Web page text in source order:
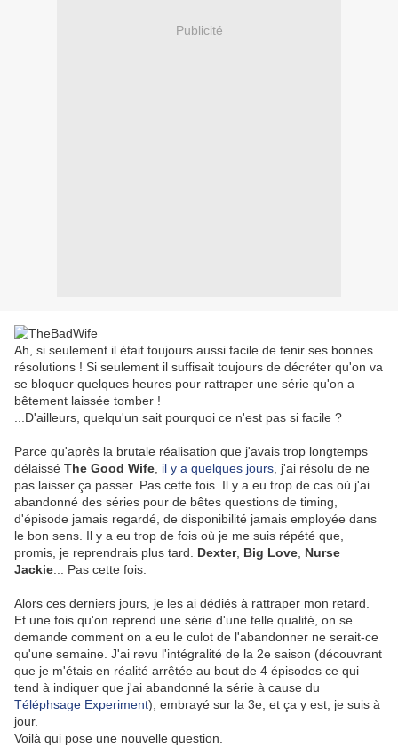
Publicité
Ah, si seulement il était toujours aussi facile de tenir ses bonnes
résolutions ! Si seulement il suffisait toujours de décréter qu'on va
se bloquer quelques heures pour rattraper une série qu'on a
bêtement laissée tomber !
...D'ailleurs, quelqu'un sait pourquoi ce n'est pas si facile ?
Parce qu'après la brutale réalisation que j'avais trop longtemps
délaissé The Good Wife il y a quelques jours , j'ai résolu de ne
pas laisser ça passer. Pas cette fois. Il y a eu trop de cas où j'ai
abandonné des séries pour de bêtes questions de timing,
d'épisode jamais regardé, de disponibilité jamais employée dans
le bon sens. Il y a eu trop de fois où je me suis répété que,
promis, je reprendrais plus tard. Dexter, Big Love Nurse
Jackie ... Pas cette fois.
Alors ces derniers jours, je les ai dédiés à rattraper mon retard.
Et une fois qu'on reprend une série d'une telle qualité, on se
demande comment on a eu le culot de l'abandonner ne serait-ce
qu'une semaine. J'ai revu l'intégralité de la 2e saison (découvrant
que je m'étais en réalité arrêtée au bout de 4 épisodes ce qui
tend à indiquer que j'ai abandonné la série à cause du
Téléphsage Experiment), embrayé sur la 3e, et ça y est, je suis à
jour.
Voilà qui pose une nouvelle question.